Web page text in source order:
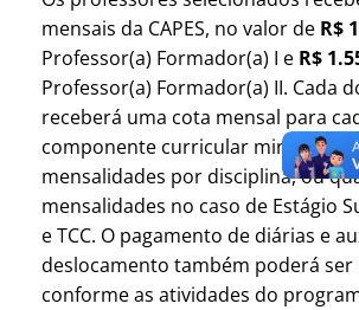
mensais da CAPES, no valor de R$
Professor(a) Formador(a) I e R$
Professor(a) Formador(a) II. Cada
receberá uma cota mensal para
componente curricular
mensalidades por disciplina, ou
mensalidades no caso de Estágio
e TCC. O pagamento de diárias e
deslocamento também poderá ser
conforme as atividades do